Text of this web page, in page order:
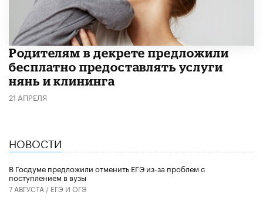
Родителям в декрете предложили
бесплатно предоставлять услуги
нянь и клининга
21 АПРЕЛЯ
НОВОСТИ
В Госдуме предложили отменить ЕГЭ из-за проблем с
поступлением в вузы
7 АВГУСТА / ЕГЭ И ОГЭ